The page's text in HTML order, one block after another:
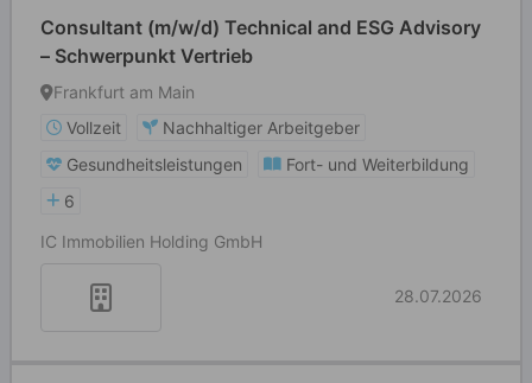
Consultant (m/w/d) Technical and ESG Advisory
– Schwerpunkt Vertrieb
Frankfurt am Main
Vollzeit
Nachhaltiger Arbeitgeber
Gesundheitsleistungen
Fort- und Weiterbildung
6
IC Immobilien Holding GmbH
28.07.2026